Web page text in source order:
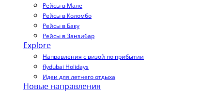
Рейсы в Мале
Рейсы в Коломбо
Рейсы в Баку
Рейсы в Занзибар
Explore
Направления с визой по прибытии
flydubai Holidays
Идеи для летнего отдыха
Новые направления